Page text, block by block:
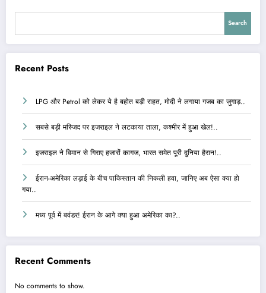
Search
Recent Posts
LPG और Petrol को लेकर ये है बहोत बड़ी राहत, मोदी ने लगाया गजब का जुगाड़..
सबसे बड़ी मस्जिद पर इजराइल ने लटकाया ताला, कश्मीर में हुआ खेल!..
इजराइल ने विमान से गिराए हजारों कागज, भारत समेत पूरी दुनिया हैरान!..
ईरान-अमेरिका लड़ाई के बीच पाकिस्तान की निकली हवा, जानिए अब ऐसा क्या हो
गया..
मध्य पूर्व में बवंडर! ईरान के आगे क्या हुआ अमेरिका का?..
Recent Comments
No comments to show.